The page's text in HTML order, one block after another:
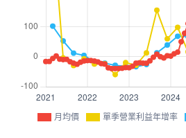
月均價 單季營業利益年增率